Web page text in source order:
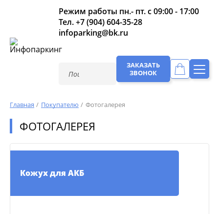
Режим работы пн.- пт. с 09:00 - 17:00
Тел.+7 (904) 604-35-28
infoparking@bk.ru
ЗАКАЗАТЬ
ЗВОНОК
Главная Покупателю Фотогалерея
ФОТОГАЛЕРЕЯ
Кожух для АКБ